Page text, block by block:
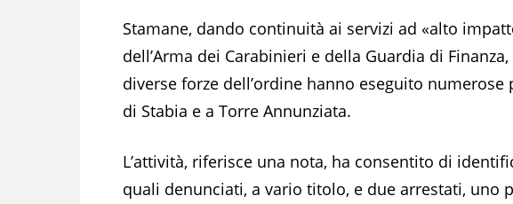
Stamane, dando continuità ai servizi ad «alto
dell’Arma dei Carabinieri e della Guardia di
diverse forze dell’ordine hanno eseguito
di Stabia e a Torre Annunziata.
L’attività, riferisce una nota, ha consentito di
quali denunciati, a vario titolo, e due arrestati, uno